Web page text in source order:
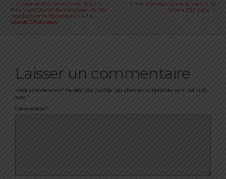
La Sportiva (Panoplie Homme) : Sonic T-
Shirt, Rapid Short Et Bushido Shoes ... Du Très
Haut De Gamme Transalpin Qui Allie
Légèreté Et Robustesse !
I-Run : Opération Automne Jusqu'au 24
Octobre 2017 Inclus !
Laisser un commentaire
Votre adresse e-mail ne sera pas publiée. Les champs obligatoires sont indiqués
avec *
Commentaire *